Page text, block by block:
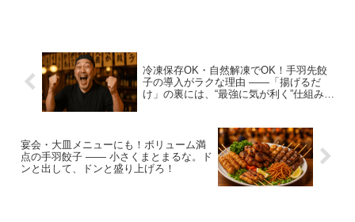
冷凍保存OK・自然解凍でOK！手羽先餃
子の導入がラクな理由 ――「揚げるだ
け」の裏には、“最強に気が利く”仕組みが
宴会・大皿メニューにも！ボリューム満
点の手羽餃子 ―― 小さくまとまるな。ド
ンと出して、ドンと盛り上げろ！